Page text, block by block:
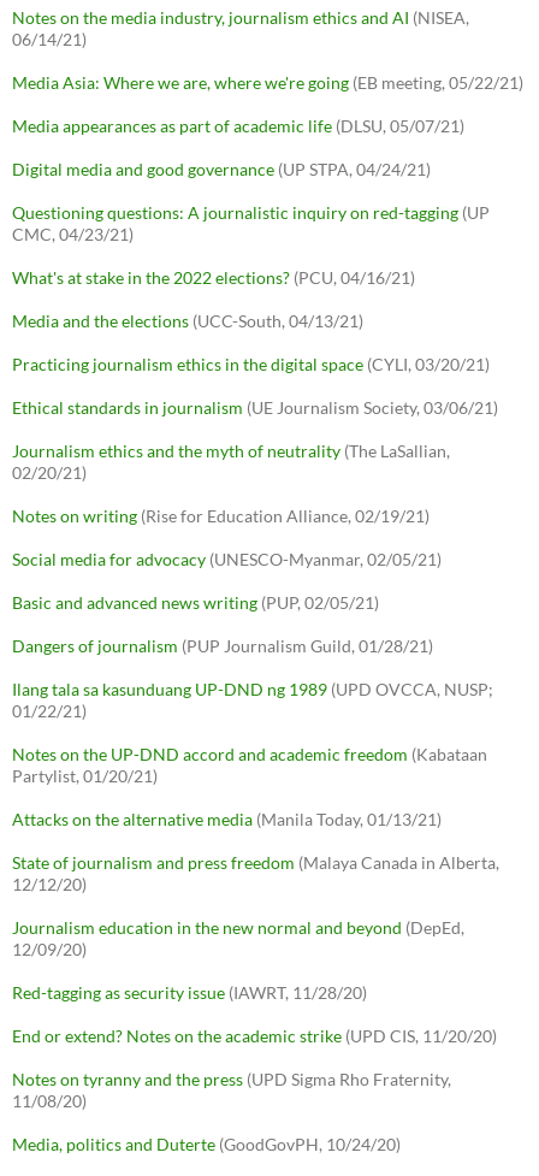
Notes on the media industry, journalism ethics and AI (NISEA,
06/14/21)
Media Asia: Where we are, where we're going (EB meeting, 05/22/21)
Media appearances as part of academic life (DLSU, 05/07/21)
Digital media and good governance (UP STPA, 04/24/21)
Questioning questions: A journalistic inquiry on red-tagging (UP
CMC, 04/23/21)
What's at stake in the 2022 elections? (PCU, 04/16/21)
Media and the elections (UCC-South, 04/13/21)
Practicing journalism ethics in the digital space (CYLI, 03/20/21)
Ethical standards in journalism (UE Journalism Society, 03/06/21)
Journalism ethics and the myth of neutrality (The LaSallian,
02/20/21)
Notes on writing (Rise for Education Alliance, 02/19/21)
Social media for advocacy (UNESCO-Myanmar, 02/05/21)
Basic and advanced news writing (PUP, 02/05/21)
Dangers of journalism (PUP Journalism Guild, 01/28/21)
Ilang tala sa kasunduang UP-DND ng 1989 (UPD OVCCA, NUSP;
01/22/21)
Notes on the UP-DND accord and academic freedom (Kabataan
Partylist, 01/20/21)
Attacks on the alternative media (Manila Today, 01/13/21)
State of journalism and press freedom (Malaya Canada in Alberta,
12/12/20)
Journalism education in the new normal and beyond (DepEd,
12/09/20)
Red-tagging as security issue (IAWRT, 11/28/20)
End or extend? Notes on the academic strike (UPD CIS, 11/20/20)
Notes on tyranny and the press (UPD Sigma Rho Fraternity,
11/08/20)
Media, politics and Duterte (GoodGovPH, 10/24/20)